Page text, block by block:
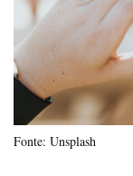
Fonte: Unsplash